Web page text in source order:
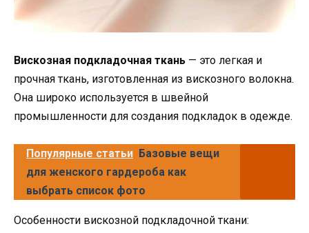
Вискозная подкладочная ткань — это легкая и
прочная ткань, изготовленная из вискозного волокна.
Она широко используется в швейной
промышленности для создания подкладок в одежде.
Популярные статьи Базовые вещи
для женского гардероба как
выбрать список фото
Особенности вискозной подкладочной ткани: